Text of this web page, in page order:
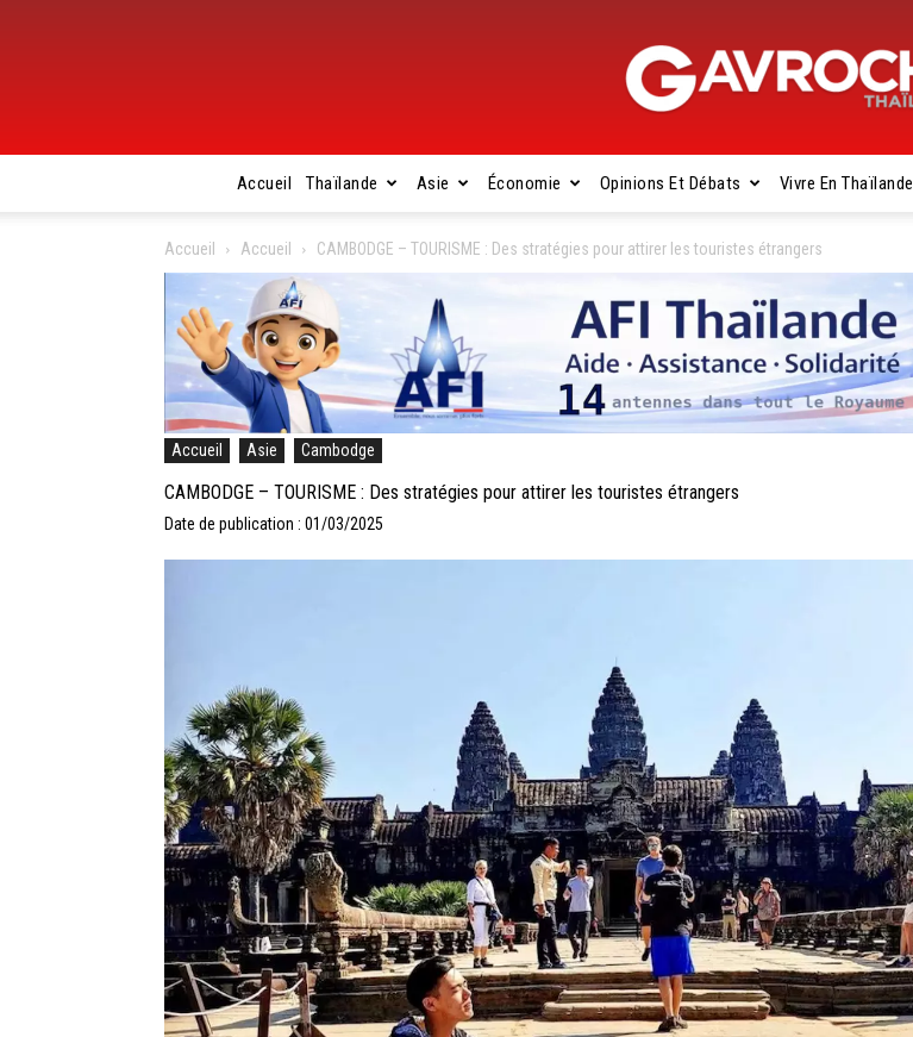
Gavroche
Thaïlande
Accueil Thaïlande Asie Économie Opinions Et Débats Vivre En Thaïlande
Accueil Accueil CAMBODGE – TOURISME : Des stratégies pour attirer les touristes étrangers
Accueil Asie Cambodge
CAMBODGE – TOURISME : Des stratégies pour attirer les touristes étrangers
Date de publication : 01/03/2025